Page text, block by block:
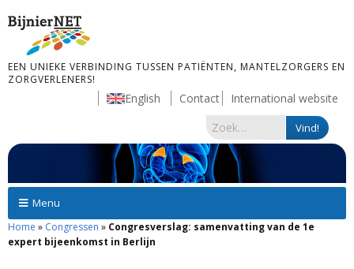
EEN UNIEKE VERBINDING TUSSEN PATIËNTEN, MANTELZORGERS EN
ZORGVERLENERS!
English Contact International website
Menu
Home » Congressen » Congresverslag: samenvatting van de 1e
expert bijeenkomst in Berlijn